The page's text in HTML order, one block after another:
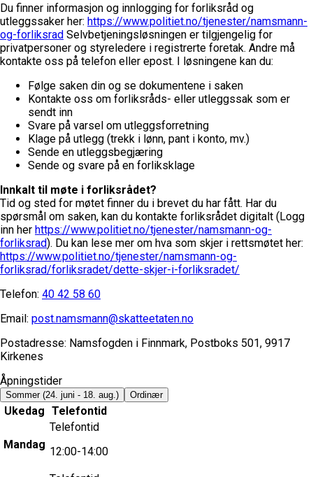
Du finner informasjon og innlogging for forliksråd og
utleggssaker her: https://www.politiet.no/tjenester/namsmann-
og-forliksrad Selvbetjeningsløsningen er tilgjengelig for
privatpersoner og styreledere i registrerte foretak. Andre må
kontakte oss på telefon eller epost. I løsningene kan du:
Følge saken din og se dokumentene i saken
Kontakte oss om forliksråds- eller utleggssak som er
sendt inn
Svare på varsel om utleggsforretning
Klage på utlegg (trekk i lønn, pant i konto, mv.)
Sende en utleggsbegjæring
Sende og svare på en forliksklage
Innkalt til møte i forliksrådet?
Tid og sted for møtet finner du i brevet du har fått. Har du
spørsmål om saken, kan du kontakte forliksrådet digitalt (Logg
inn her https://www.politiet.no/tjenester/namsmann-og-
forliksrad). Du kan lese mer om hva som skjer i rettsmøtet her:
https://www.politiet.no/tjenester/namsmann-og-
forliksrad/forliksradet/dette-skjer-i-forliksradet/
Telefon: 40 42 58 60
Email: post.namsmann@skatteetaten.no
Postadresse: Namsfogden i Finnmark, Postboks 501, 9917
Kirkenes
Åpningstider
Sommer (24. juni - 18. aug.) Ordinær
Ukedag Telefontid
Mandag
Telefontid
12:00-14:00